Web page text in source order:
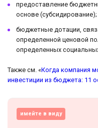
предоставление
основе (субсидирование);
бюджетные дотации,
определенной ценовой
определенных
Также см. «Когда компания
инвестиции из бюджета: 11
имейте в виду